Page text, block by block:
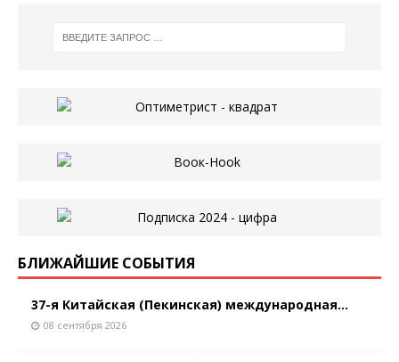
БЛИЖАЙШИЕ СОБЫТИЯ
37-я Китайская (Пекинская) международная...
08 сентября 2026